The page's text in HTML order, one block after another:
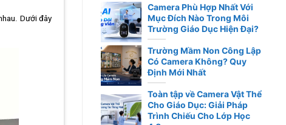
Dưới đây
Camera Phù Hợp Nhất Với
Mục Đích Nào Trong Môi
Trường Giáo Dục Hiện Đại?
Trường Mầm Non Công Lập
Có Camera Không? Quy
Định Mới Nhất
Toàn tập về Camera Vật Thể
Cho Giáo Dục: Giải Pháp
Trình Chiếu Cho Lớp Học